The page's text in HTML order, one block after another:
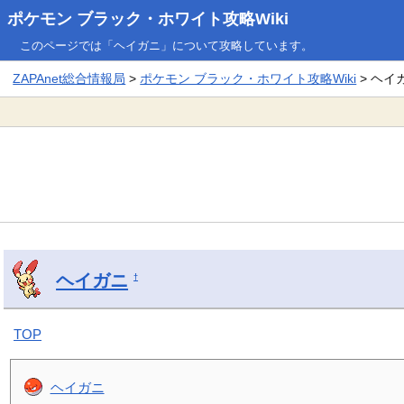
ポケモン ブラック・ホワイト攻略Wiki
このページでは「ヘイガニ」について攻略しています。
ZAPAnet総合情報局 >ポケモン ブラック・ホワイト攻略Wiki > ヘイ
ヘイガニ †
TOP
ヘイガニ